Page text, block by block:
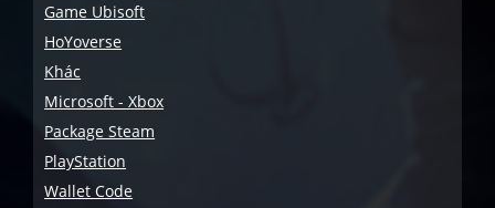
Game Ubisoft
HoYoverse
Khác
Microsoft - Xbox
Package Steam
PlayStation
Wallet Code